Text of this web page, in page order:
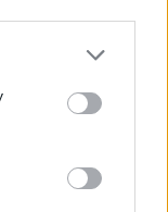
or more Google
You may click to
party tags to
in below Google